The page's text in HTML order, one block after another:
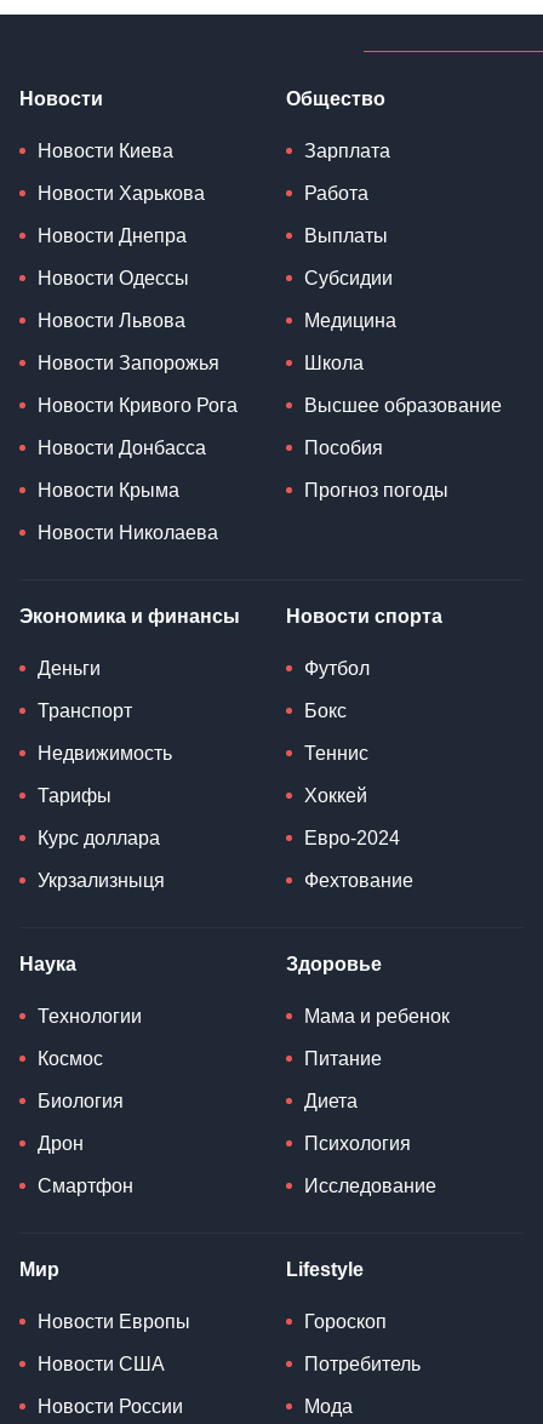
Новости
Новости Киева
Новости Харькова
Новости Днепра
Новости Одессы
Новости Львова
Новости Запорожья
Новости Кривого Рога
Новости Донбасса
Новости Крыма
Новости Николаева
Общество
Зарплата
Работа
Выплаты
Субсидии
Медицина
Школа
Высшее образование
Пособия
Прогноз погоды
Экономика и финансы
Деньги
Транспорт
Недвижимость
Тарифы
Курс доллара
Укрзализныця
Новости спорта
Футбол
Бокс
Теннис
Хоккей
Евро-2024
Фехтование
Наука
Технологии
Космос
Биология
Дрон
Смартфон
Здоровье
Мама и ребенок
Питание
Диета
Психология
Исследование
Мир
Новости Европы
Новости США
Новости России
Lifestyle
Гороскоп
Потребитель
Мода